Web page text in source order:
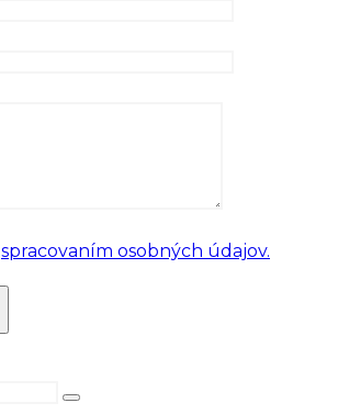
spracovaním osobných údajov.